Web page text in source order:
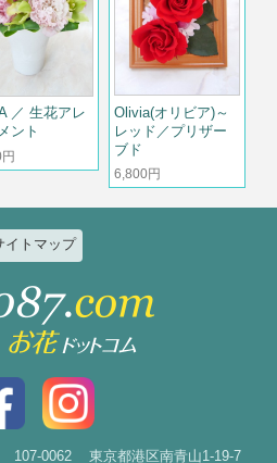
／ 生花アレ
ント
Olivia(オリビア)～
レッド／プリザー
ブド
6,800円
イトマップ
就
結婚記念日
入社・退職
結婚
出産
107-0062 東京都港区南青山1-19-7